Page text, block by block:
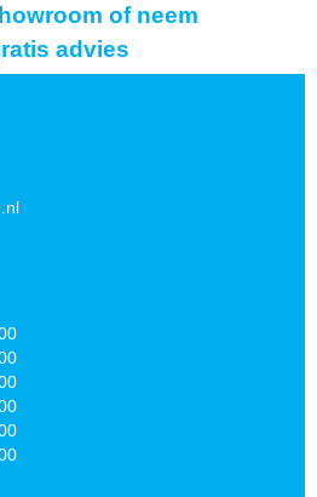
of neem
advies